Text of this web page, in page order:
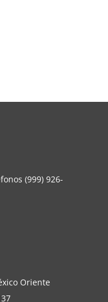
(999) 926-
Oriente